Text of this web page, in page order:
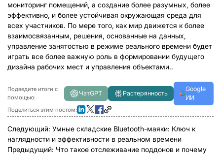
мониторинг помещений, а создание более разумных, более
эффективно, и более устойчивая окружающая среда для
всех участников. По мере того, как мир движется к более
взаимосвязанным, решения, основанные на данных,
управление занятостью в режиме реального времени будет
играть все более важную роль в формировании будущего
дизайна рабочих мест и управления объектами..
Подведите итоги с
помощью:
ЧатGPT Растерянность
Google
ИИ
Поделиться этим постом:
Следующий: Умные складские Bluetooth-маяки: Ключ к
наглядности и эффективности в реальном времени
Предыдущий: Что такое отслеживание поддонов и почему